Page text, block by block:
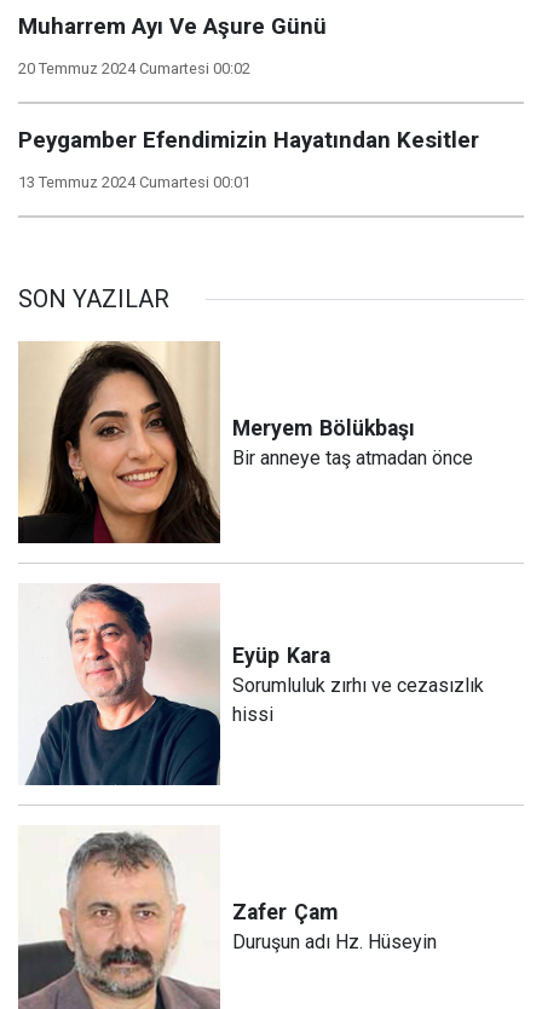
Muharrem Ayı Ve Aşure Günü
20 Temmuz 2024 Cumartesi 00:02
Peygamber Efendimizin Hayatından Kesitler
13 Temmuz 2024 Cumartesi 00:01
SON YAZILAR
Meryem Bölükbaşı
Bir anneye taş atmadan önce
Eyüp Kara
Sorumluluk zırhı ve cezasızlık
hissi
Zafer Çam
Duruşun adı Hz. Hüseyin